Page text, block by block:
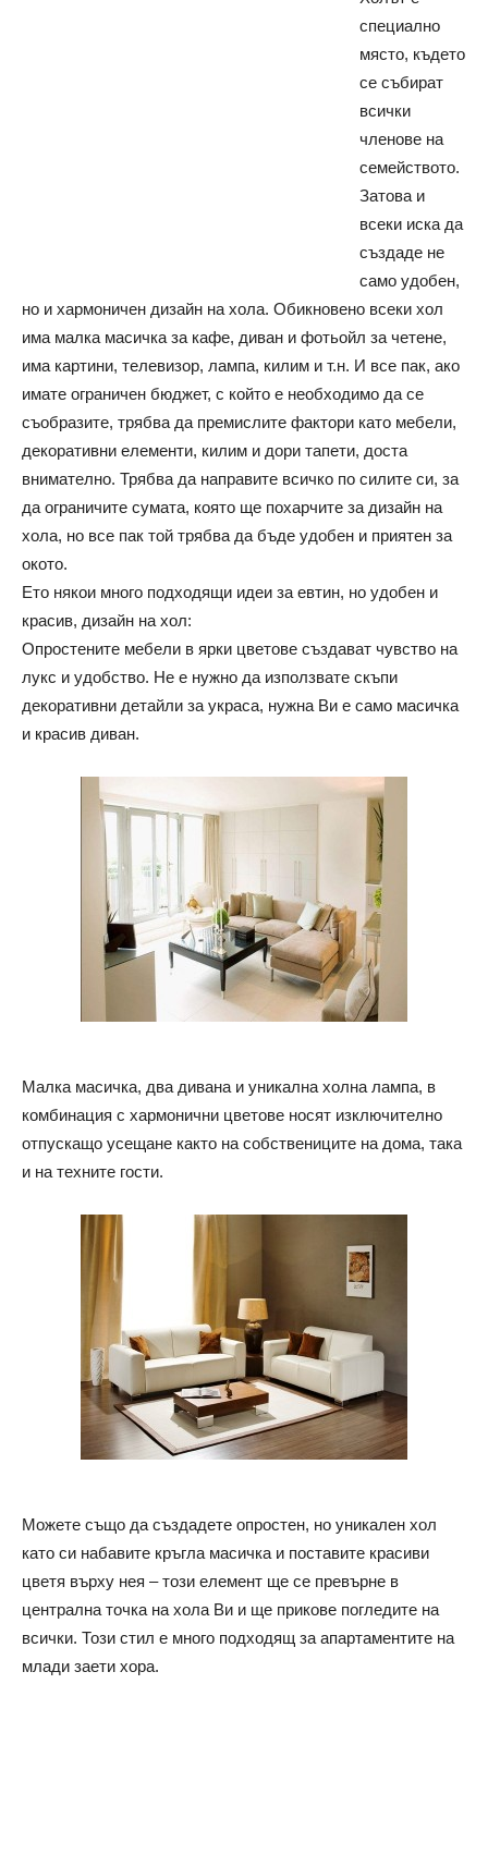
специално
място, където
се събират
всички
членове на
семейството.
Затова и
всеки иска да
създаде не
само удобен,
но и хармоничен дизайн на хола. Обикновено всеки хол
има малка масичка за кафе, диван и фотьойл за четене,
има картини, телевизор, лампа, килим и т.н. И все пак, ако
имате ограничен бюджет, с който е необходимо да се
съобразите, трябва да премислите фактори като мебели,
декоративни елементи, килим и дори тапети, доста
внимателно. Трябва да направите всичко по силите си, за
да ограничите сумата, която ще похарчите за дизайн на
хола, но все пак той трябва да бъде удобен и приятен за
окото.
Ето някои много подходящи идеи за евтин, но удобен и
красив, дизайн на хол:
Опростените мебели в ярки цветове създават чувство на
лукс и удобство. Не е нужно да използвате скъпи
декоративни детайли за украса, нужна Ви е само масичка
и красив диван.
Малка масичка, два дивана и уникална холна лампа, в
комбинация с хармонични цветове носят изключително
отпускащо усещане както на собствениците на дома, така
и на техните гости.
Можете също да създадете опростен, но уникален хол
като си набавите кръгла масичка и поставите красиви
цветя върху нея – този елемент ще се превърне в
централна точка на хола Ви и ще прикове погледите на
всички. Този стил е много подходящ за апартаментите на
млади заети хора.